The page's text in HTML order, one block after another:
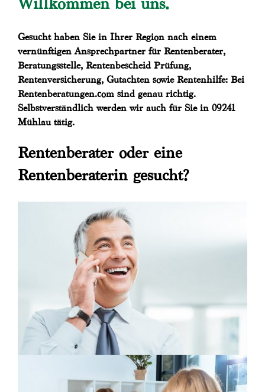
Gesucht haben Sie in Ihrer Region nach einem
vernünftigen Ansprechpartner für Rentenberater,
Beratungsstelle, Rentenbescheid Prüfung,
Rentenversicherung, Gutachten sowie Rentenhilfe: Bei
Rentenberatungen.com sind genau richtig.
Selbstverständlich werden wir auch für Sie in 09241
Mühlau tätig.
Rentenberater oder eine
Rentenberaterin gesucht?